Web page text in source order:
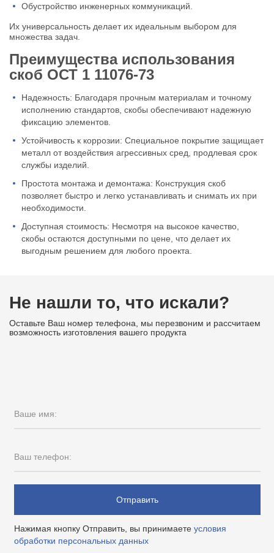
Обустройство инженерных коммуникаций.
Их универсальность делает их идеальным выбором для
множества задач.
Преимущества использования
скоб ОСТ 1 11076-73
Надежность: Благодаря прочным материалам и точному
исполнению стандартов, скобы обеспечивают надежную
фиксацию элементов.
Устойчивость к коррозии: Специальное покрытие защищает
металл от воздействия агрессивных сред, продлевая срок
службы изделий.
Простота монтажа и демонтажа: Конструкция скоб
позволяет быстро и легко устанавливать и снимать их при
необходимости.
Доступная стоимость: Несмотря на высокое качество,
скобы остаются доступными по цене, что делает их
выгодным решением для любого проекта.
Не нашли то, что искали?
Оставьте Ваш номер телефона, мы перезвоним и рассчитаем
возможность изготовления вашего продукта
Ваше имя:
Ваш телефон:
Отправить
Нажимая кнопку Отправить, вы принимаете условия
обработки персональных данных